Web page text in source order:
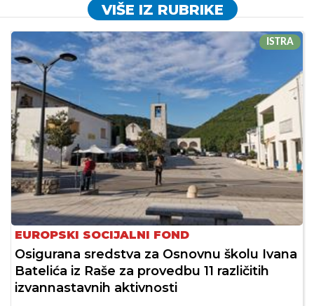
VIŠE IZ RUBRIKE
ISTRA
EUROPSKI SOCIJALNI FOND
Osigurana sredstva za Osnovnu školu Ivana
Batelića iz Raše za provedbu 11 različitih
izvannastavnih aktivnosti